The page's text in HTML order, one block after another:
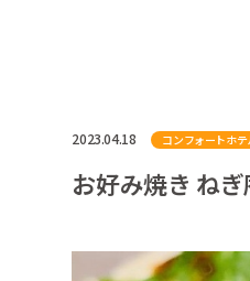
2023.04.18 コンフォートホ
お好み焼き ね